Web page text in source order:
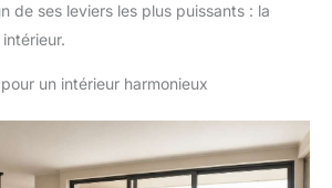
de ses leviers les plus puissants : la
un intérieur harmonieux